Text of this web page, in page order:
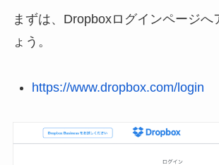
まずは、Dropboxログインページへ
ょう。
https://www.dropbox.com/login